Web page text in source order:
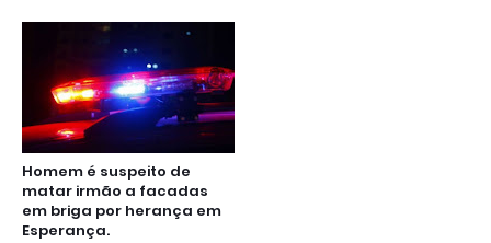
Homem é suspeito de
matar irmão a facadas
em briga por herança em
Esperança.